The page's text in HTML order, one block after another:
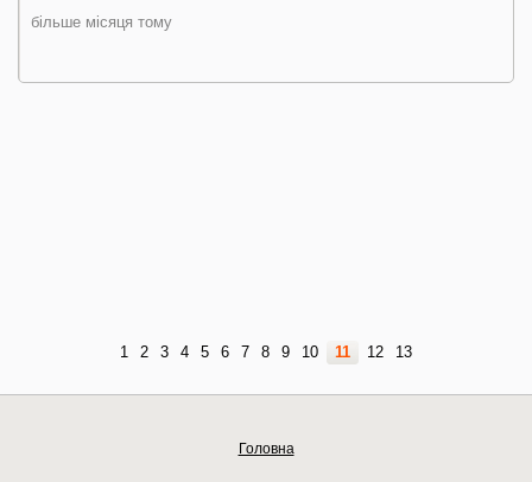
більше місяця тому
1 2 3 4 5 6 7 8 9 10 11 12 13
Головна